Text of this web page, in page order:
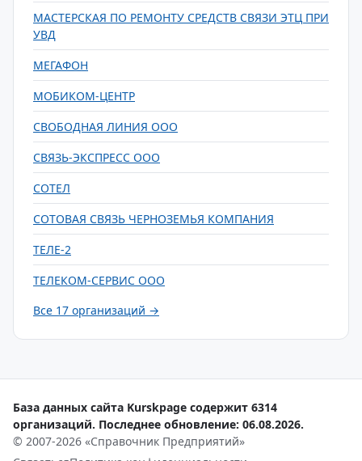
МАСТЕРСКАЯ ПО РЕМОНТУ СРЕДСТВ СВЯЗИ ЭТЦ ПРИ
УВД
МЕГАФОН
МОБИКОМ-ЦЕНТР
СВОБОДНАЯ ЛИНИЯ ООО
СВЯЗЬ-ЭКСПРЕСС ООО
СОТЕЛ
СОТОВАЯ СВЯЗЬ ЧЕРНОЗЕМЬЯ КОМПАНИЯ
ТЕЛЕ-2
ТЕЛЕКОМ-СЕРВИС ООО
Все 17 организаций →
База данных сайта Kurskpage содержит 6314
организаций. Последнее обновление: 06.08.2026.
© 2007-2026 «Справочник Предприятий»